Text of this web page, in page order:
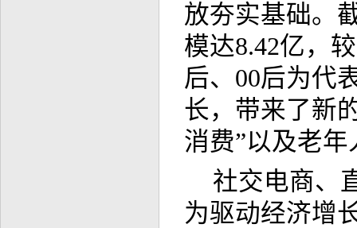
放夯实基础。
模达8.42亿，
后、00后为代
长，带来了新
消费”以及老
社交电商、
为驱动经济增